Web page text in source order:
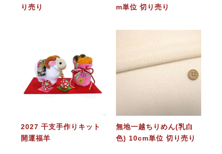
り売り
m単位 切り売り
2027 干支手作りキット
開運福羊
無地一越ちりめん(乳白
色) 10cm単位 切り売り